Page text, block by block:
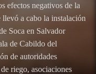
efectos negativos de la
llevó a cabo la instalación
Soca en Salvador
de Cabildo del
de autoridades
riego, asociaciones